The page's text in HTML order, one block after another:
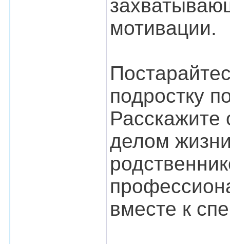
мотивации.
подростку
Расскажите
делом
вместе к